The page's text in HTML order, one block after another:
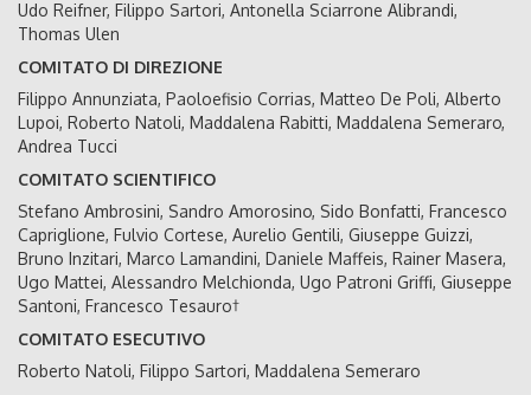
Udo Reifner, Filippo Sartori, Antonella Sciarrone Alibrandi,
Thomas Ulen
COMITATO DI DIREZIONE
Filippo Annunziata, Paoloefisio Corrias, Matteo De Poli, Alberto
Lupoi, Roberto Natoli, Maddalena Rabitti, Maddalena Semeraro,
Andrea Tucci
COMITATO SCIENTIFICO
Stefano Ambrosini, Sandro Amorosino, Sido Bonfatti, Francesco
Capriglione, Fulvio Cortese, Aurelio Gentili, Giuseppe Guizzi,
Bruno Inzitari, Marco Lamandini, Daniele Maffeis, Rainer Masera,
Ugo Mattei, Alessandro Melchionda, Ugo Patroni Griffi, Giuseppe
Santoni, Francesco Tesauro†
COMITATO ESECUTIVO
Roberto Natoli, Filippo Sartori, Maddalena Semeraro